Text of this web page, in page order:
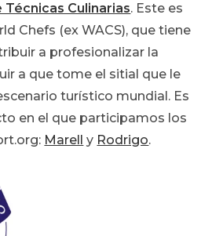
Técnicas Culinarias. Este es
Chefs (ex WACS), que tiene
a profesionalizar la
a que tome el sitial que le
turístico mundial. Es
en el que participamos los
Marell y Rodrigo.